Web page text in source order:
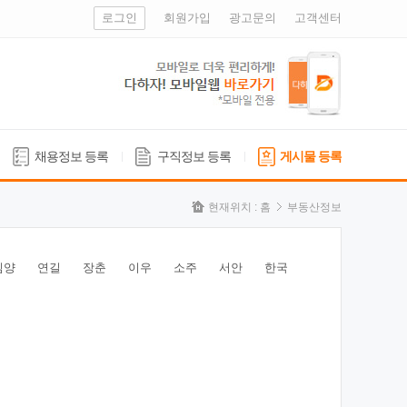
로그인 회원가입 광고문의 고객센터
채용정보 등록 구직정보 등록 게시물 등록
현재위치 : 홈 부동산정보
양 연길 장춘 이우 소주 서안 한국